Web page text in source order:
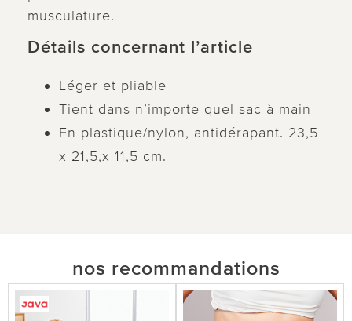
musculature.
Détails concernant l’article
Léger et pliable
Tient dans n’importe quel sac à main
En plastique/nylon, antidérapant. 23,5
x 21,5,x 11,5 cm.
nos recommandations